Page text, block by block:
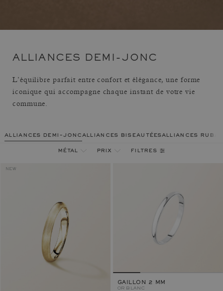
ALLIANCES DEMI-JONC
L’équilibre parfait entre confort et élégance, une forme
iconique qui accompagne chaque instant de votre vie
commune.
alliances demi-joncalliances biseautéesalliances
métal prix filtres
NEW
GAILLON 2 MM
OR BLANC